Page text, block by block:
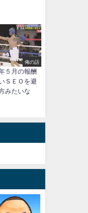
俺の話
５月の報酬
ＳＥＯを避
みたいな